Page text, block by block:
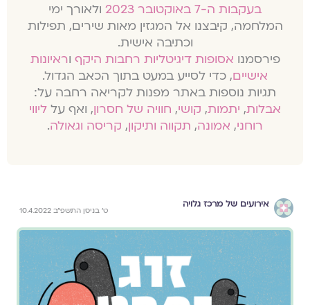
בעקבות ה-7 באוקטובר 2023
ולאורך ימי
המלחמה, קיבצנו אל המגזין מאות שירים, תפילות
וכתיבה אישית.
פירסמנו אסופות דיגיטליות רחבות היקף וראיונות
אישיים, כדי לסייע במעט בתוך הכאב הגדול.
תגיות נוספות באתר מפנות לקריאה רחבה על:
אבלות, יתמות, קושי, חוויה של חסרון, ואף על ליווי
רוחני, אמונה, תקווה ותיקון, קריסה וגאולה.
אירועים של מרכז גלויה
ט׳ בניסן התשפ״ב 10.4.2022